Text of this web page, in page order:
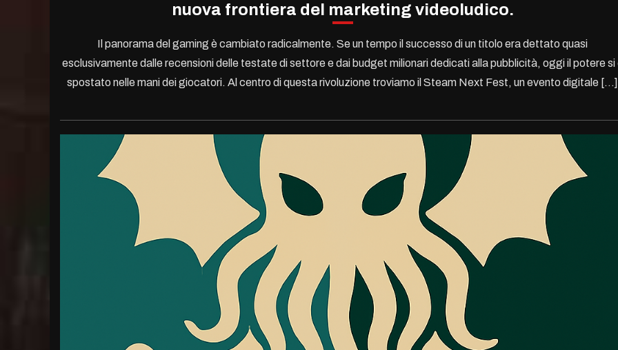
nuova frontiera del marketing videoludico.
Il panorama del gaming è cambiato radicalmente. Se un tempo il successo di un titolo era dettato quasi
esclusivamente dalle recensioni delle testate di settore e dai budget milionari dedicati alla pubblicità, oggi il potere si
spostato nelle mani dei giocatori. Al centro di questa rivoluzione troviamo il Steam Next Fest, un evento digitale […]